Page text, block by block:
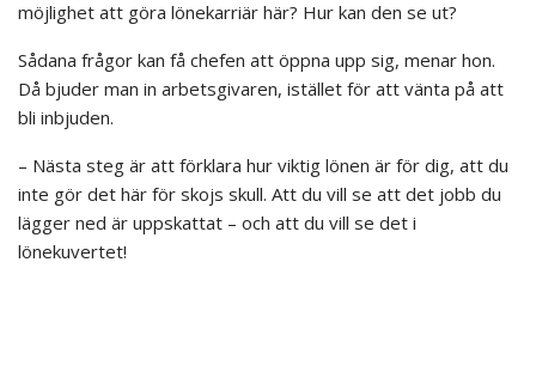
möjlighet att göra lönekarriär här? Hur kan den se ut?
Sådana frågor kan få chefen att öppna upp sig, menar hon.
Då bjuder man in arbetsgivaren, istället för att vänta på att
bli inbjuden.
– Nästa steg är att förklara hur viktig lönen är för dig, att du
inte gör det här för skojs skull. Att du vill se att det jobb du
lägger ned är uppskattat – och att du vill se det i
lönekuvertet!